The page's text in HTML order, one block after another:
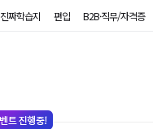
진짜학습지 편입 B2B·직무/자격증